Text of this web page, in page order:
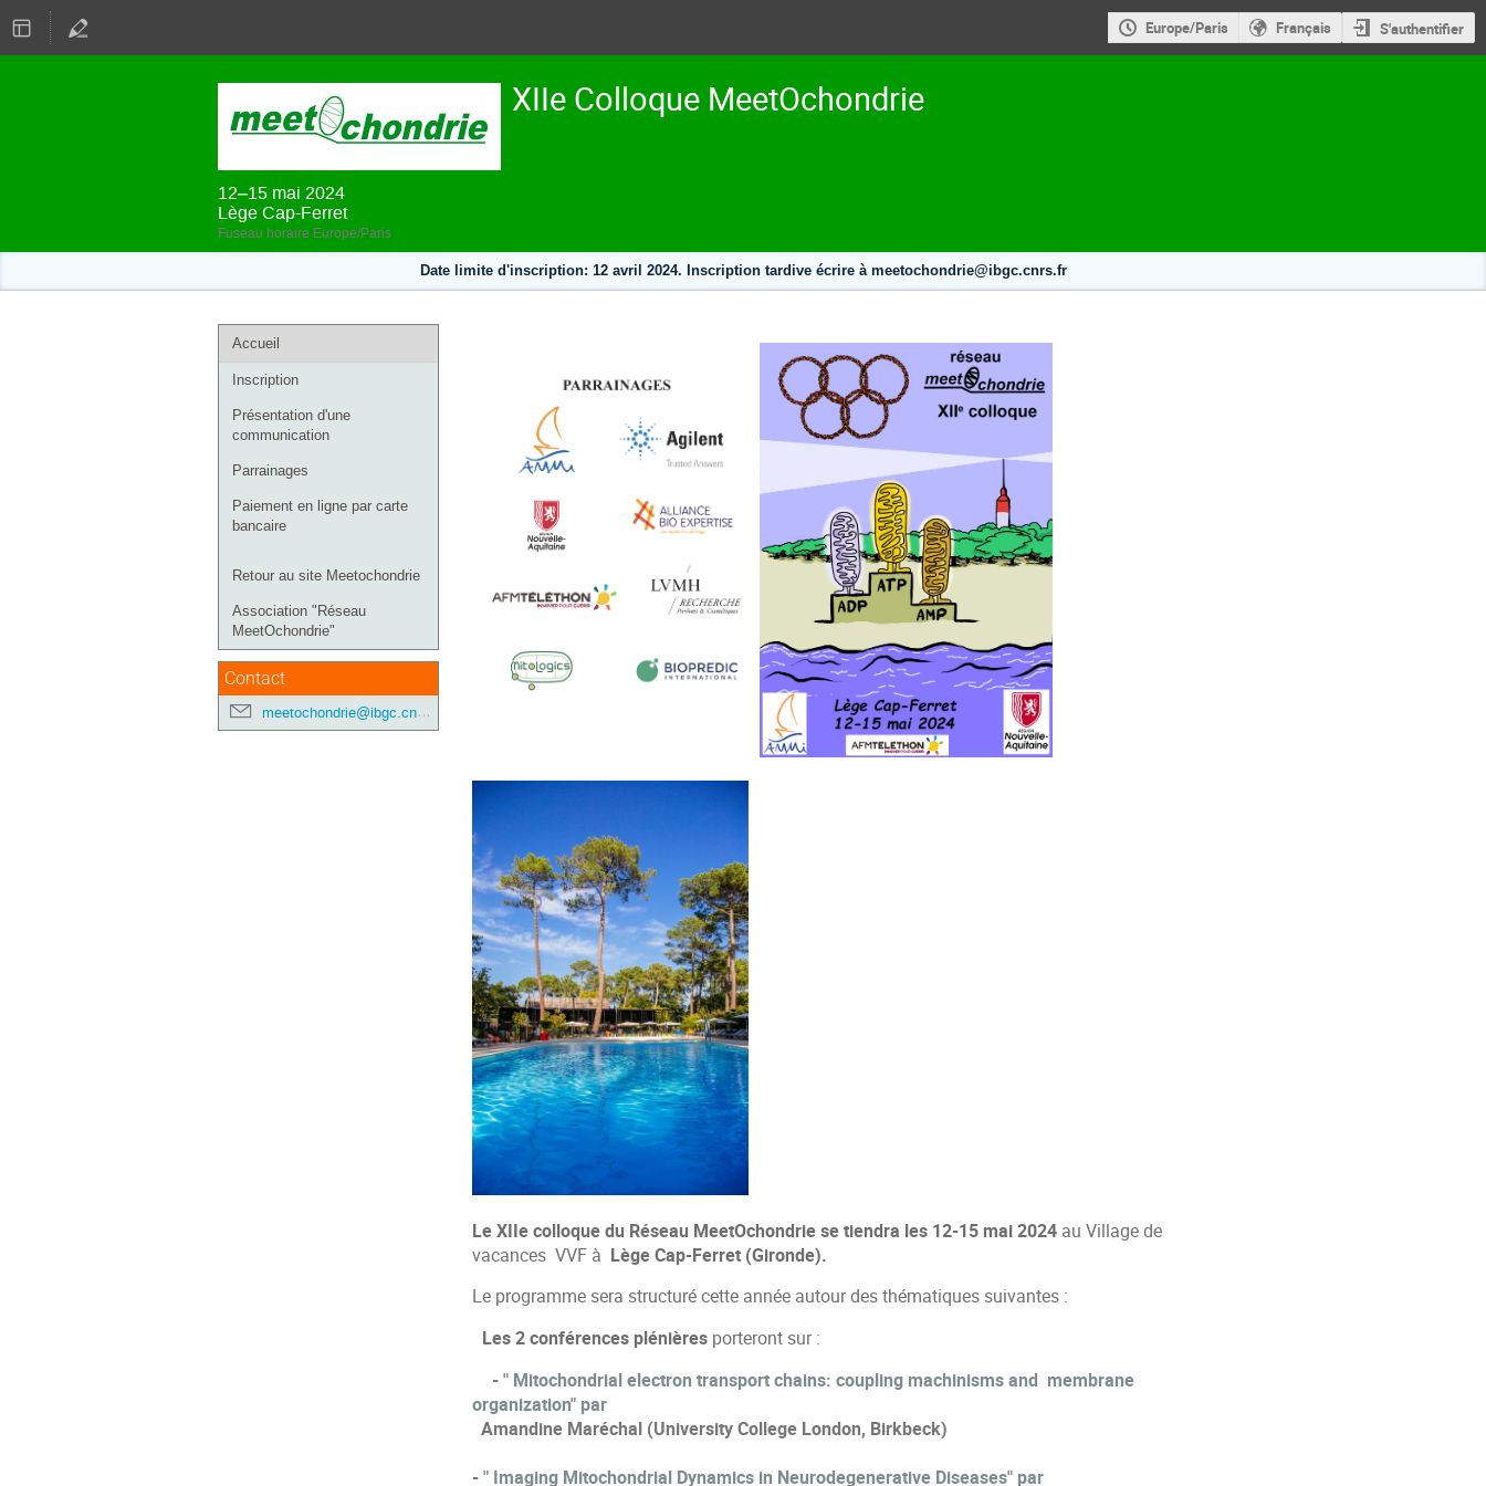
Europe/Paris Français S'authentifier
XIIe Colloque MeetOchondrie
12–15 mai 2024
Lège Cap-Ferret
Fuseau horaire Europe/Paris
Date limite d'inscription: 12 avril 2024. Inscription tardive écrire à meetochondrie@ibgc.cnrs.fr
Menu
de
l'événement
Accueil
Inscription
Présentation d'une
communication
Parrainages
Paiement en ligne par carte
bancaire
Retour au site Meetochondrie
Association "Réseau
MeetOchondrie"
Contact
meetochondrie@ibgc.cnrs.fr
Le XIIe colloque du Réseau MeetOchondrie se tiendra les 12-15 mai 2024 au Village de
vacances VVF à Lège Cap-Ferret (Gironde).
Le programme sera structuré cette année autour des thématiques suivantes :
Les 2 conférences plénières porteront sur :
-" Mitochondrial electron transport chains: coupling machinisms and membrane
organization" par
Amandine Maréchal (University College London, Birkbeck)
-" Imaging Mitochondrial Dynamics in Neurodegenerative Diseases" par